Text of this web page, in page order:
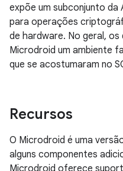
expõe um subconjunto
para operações
de hardware. No geral,
Microdroid um ambiente
que se acostumaram no
Recursos
O Microdroid é uma
alguns componentes
Microdroid oferece